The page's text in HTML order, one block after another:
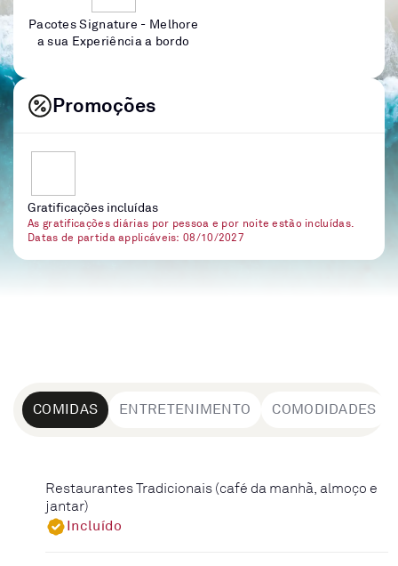
Pacotes Signature - Melhore
a sua Experiência a bordo
Promoções
Gratificações incluídas
As gratificações diárias por pessoa e por noite estão incluídas.
Datas de partida applicáveis: 08/10/2027
COMIDAS ENTRETENIMENTO COMODIDADES
Restaurantes Tradicionais (café da manhã, almoço e
jantar)
Incluído